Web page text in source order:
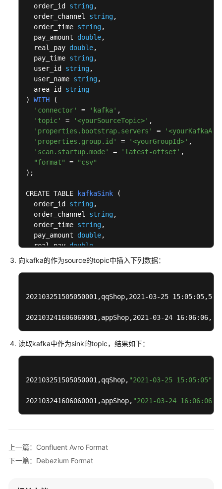
SQL
语
法
约
束
与
定
义
Flink
OpenSource
SQL1.12
语
法
数
据
定
义
语
句
创
源
表
创
结
表
  order_id
string,
  order_channel
string,
  order_time
string,
  pay_amount
double,
  real_pay
double,
  pay_time
string,
  user_id
string,
  user_name
string,
  area_id
string
) WITH (
'connector'
= 'kafka' ,
'topic'
= '<yourSourceTopic>' ,
'properties.bootstrap.servers'
=
'properties.group.id'
= '<yourGroupId>' ,
'scan.startup.mode'
= 'latest-offset' ,
"format"
=
"csv"
) ;
CREATE TABLE kafkaSink (
  order_id
string,
  order_channel
string,
  order_time
string,
  pay_amount
double,
  real_pay
double
  pay_time
string
  user_id
string ,
) WITH (
'topic' = '<yourSinkTopic>',
"format" =
"csv"
) ;
向kafka的作为source的topic中插入下列数据：
202103251505050001,qqShop,2021-03-25
202103241606060001,appShop,2021-03-24
读取kafka中作为sink的topic，结果如下：
202103251505050001,qqShop, "2021-03-25 15:05:05"
202103241606060001,appShop, "2021-03-24 16:06:06"
上一篇：Confluent Avro Format
下一篇：Debezium Format